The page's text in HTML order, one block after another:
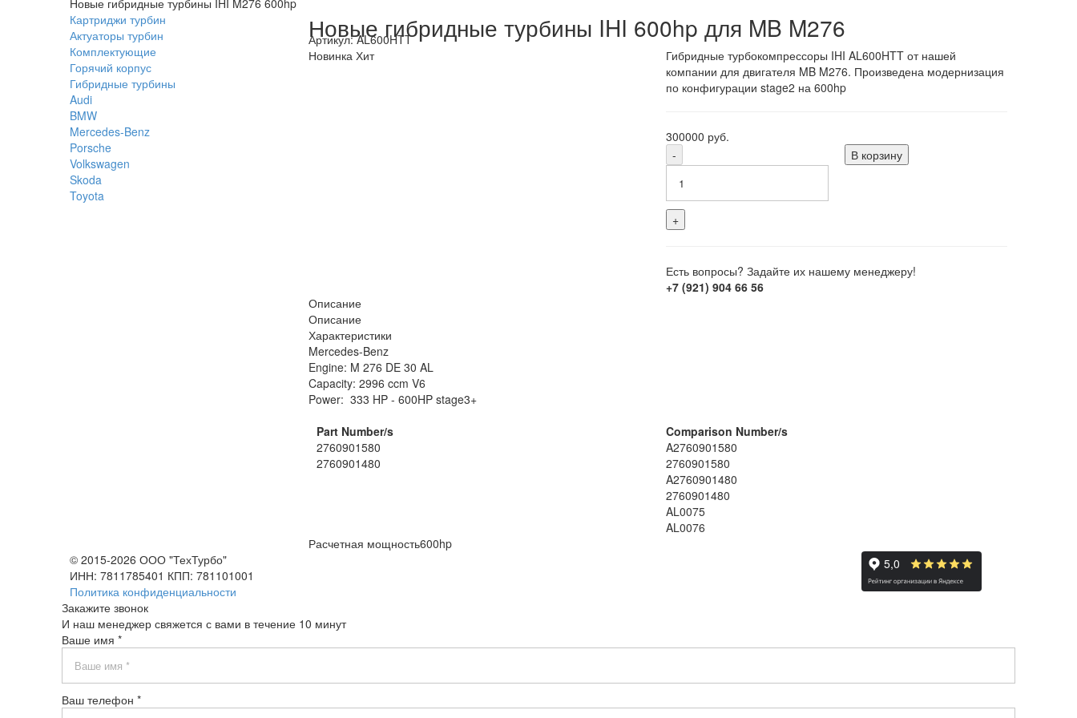
Новые гибридные турбины IHI M276 600hp
Новые гибридные турбины IHI 600hp для MB M276
Артикул:AL600HTT
Новинка Хит
Гибридные турбокомпрессоры IHI AL600HTT от нашей
компании для двигателя MB M276. Произведена модернизация
по конфигурации stage2 на 600hp
300000 руб.
-
+
В корзину
Есть вопросы? Задайте их нашему менеджеру!
+7 (921) 904 66 56
Описание
Описание
Характеристики
Mercedes-Benz
Engine: M 276 DE 30 AL
Capacity: 2996 ccm V6
Power: 333 HP - 600HP stage3+
Part Number/s
2760901580
2760901480
Comparison Number/s
A2760901580
2760901580
A2760901480
2760901480
AL0075
AL0076
Расчетная мощность600hp
Картриджи турбин
Актуаторы турбин
Комплектующие
Горячий корпус
Гибридные турбины
Audi
BMW
Mercedes-Benz
Porsche
Volkswagen
Skoda
Toyota
© 2015-2026 ООО "ТехТурбо"
ИНН: 7811785401 КПП: 781101001
Политика конфиденциальности
Закажите звонок
И наш менеджер свяжется с вами в течение 10 минут
Ваше имя *
Ваш телефон *